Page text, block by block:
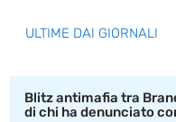
ULTIME DAI GIORNALI
Blitz antimafia tra
di chi ha denunciato